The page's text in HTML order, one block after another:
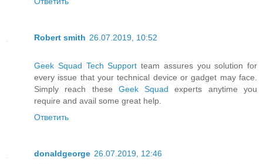
Robert smith 26.07.2019, 10:52
Geek Squad Tech Support team assures you solution for
every issue that your technical device or gadget may face.
Simply reach these Geek Squad experts anytime you
require and avail some great help.
Ответить
donaldgeorge 26.07.2019, 12:46